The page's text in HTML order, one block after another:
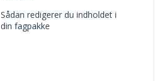
Sådan redigerer du indholdet i
din fagpakke